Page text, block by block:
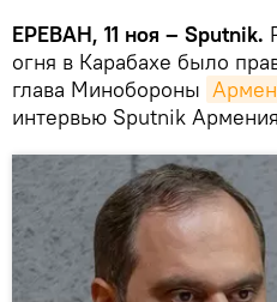
ЕРЕВАН, 11 ноя – Sputnik.
огня в Карабахе было
глава Минобороны
интервью Sputnik